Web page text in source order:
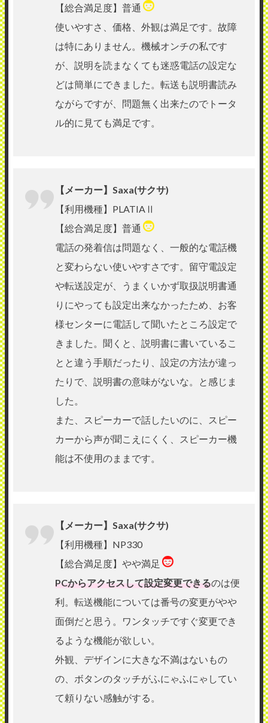
【総合満足度】普通
使いやすさ、価格、外観は満足です。故障
は特にありません。機械オンチの私です
が、説明を読まなくても迷惑電話の設定な
どは簡単にできました。転送も説明書読み
ながらですが、問題無く出来たのでトータ
ル的に見ても満足です。
【メーカー】Saxa(サクサ)
【利用機種】PLATIAⅡ
【総合満足度】普通
電話の発着信は問題なく、一般的な電話機
と変わらない使いやすさです。留守電設定
や転送設定が、うまくいかず取扱説明書通
りにやっても設定出来なかったため、お客
様センターに電話して聞いたところ設定で
きました。聞くと、説明書に書いているこ
とと違う手順だったり、設定の方法が違っ
たりで、説明書の意味がないな。と感じま
した。
また、スピーカーで話したいのに、スピー
カーから声が聞こえにくく、スピーカー機
能は不使用のままです。
【メーカー】Saxa(サクサ)
【利用機種】NP330
【総合満足度】やや満足
PCからアクセスして設定変更できるのは便
利。転送機能については番号の変更がやや
面倒だと思う。ワンタッチですぐ変更でき
るような機能が欲しい。
外観、デザインに大きな不満はないもの
の、ボタンのタッチがふにゃふにゃしてい
て頼りない感触がする。